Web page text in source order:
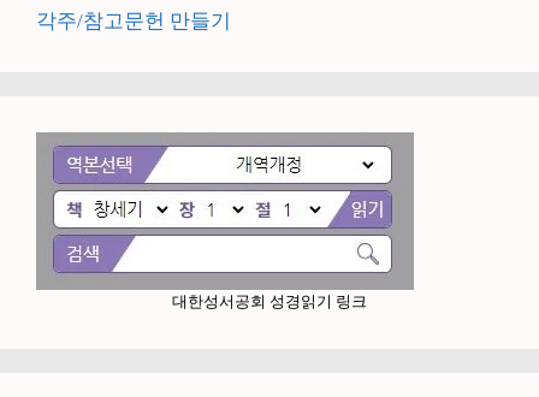
각주/참고문헌 만들기
대한성서공회 성경읽기 링크